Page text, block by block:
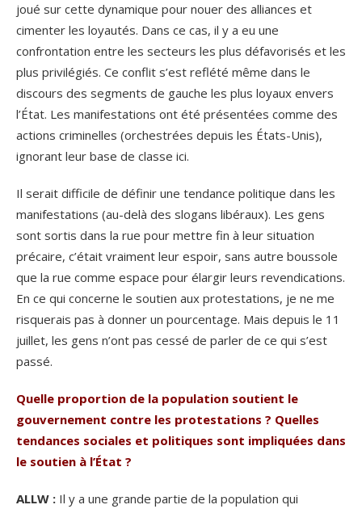
joué sur cette dynamique pour nouer des alliances et
cimenter les loyautés. Dans ce cas, il y a eu une
confrontation entre les secteurs les plus défavorisés et les
plus privilégiés. Ce conflit s’est reflété même dans le
discours des segments de gauche les plus loyaux envers
l’État. Les manifestations ont été présentées comme des
actions criminelles (orchestrées depuis les États-Unis),
ignorant leur base de classe ici.
Il serait difficile de définir une tendance politique dans les
manifestations (au-delà des slogans libéraux). Les gens
sont sortis dans la rue pour mettre fin à leur situation
précaire, c’était vraiment leur espoir, sans autre boussole
que la rue comme espace pour élargir leurs revendications.
En ce qui concerne le soutien aux protestations, je ne me
risquerais pas à donner un pourcentage. Mais depuis le 11
juillet, les gens n’ont pas cessé de parler de ce qui s’est
passé.
Quelle proportion de la population soutient le
gouvernement contre les protestations ? Quelles
tendances sociales et politiques sont impliquées dans
le soutien à l’État ?
ALLW : Il y a une grande partie de la population qui